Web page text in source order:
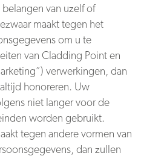
van uzelf of
maakt tegen het
om u te
van Cladding Point en
verwerkingen, dan
honoreren. Uw
niet langer voor de
worden gebruikt.
tegen andere vormen van
dan zullen